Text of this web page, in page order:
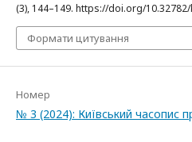
(3), 144–149. https://doi.org/10.32782/
Формати цитування
Номер
№ 3 (2024): Київський часопис